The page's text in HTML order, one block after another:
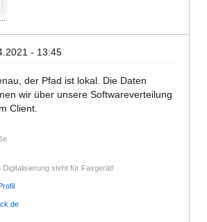
- 13:45
der Pfad ist lokal. Die Daten
wir über unsere Softwareverteilung
Client.
Digitalisierung steht für Faxgerät!